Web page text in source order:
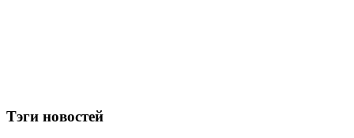
Тэги новостей